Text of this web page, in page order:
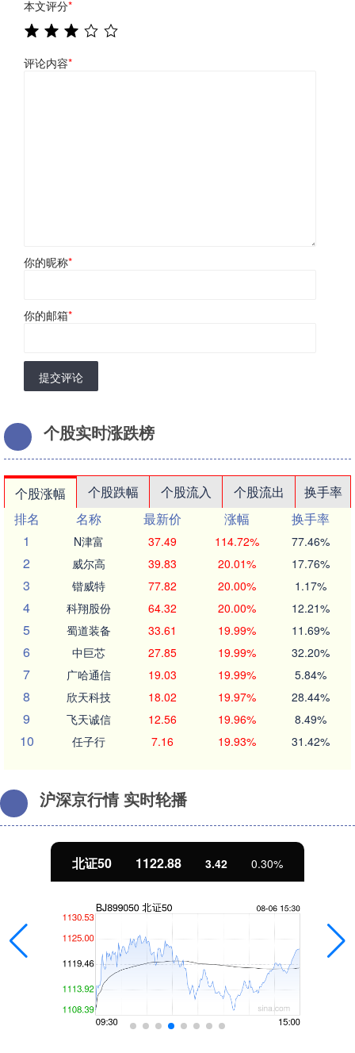
本文评分*
评论内容*
你的昵称*
你的邮箱*
提交评论
个股实时涨跌榜
个股涨幅 个股跌幅 个股流入 个股流出
换手率
排名
名称 最新价 涨幅
换手率
1
N津富 37.49 114.72% 77.46%
2 威尔高 39.83 20.01% 17.76%
3 锴威特 77.82 20.00% 1.17%
4 科翔股份 64.32 20.00% 12.21%
5 蜀道装备 33.61 19.99% 11.69%
6 中巨芯 27.85 19.99% 32.20%
7 广哈通信 19.03 19.99% 5.84%
8 欣天科技 18.02 19.97% 28.44%
9 飞天诚信 12.56 19.96% 8.49%
10 任子行 7.16 19.93% 31.42%
沪深京行情 实时轮播
北证50 1122.88 3.42 0.30%